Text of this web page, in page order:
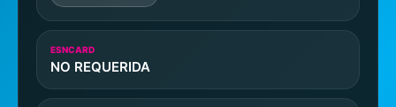
ESNCARD
NO REQUERIDA